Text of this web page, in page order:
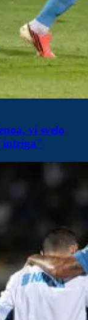
vi svelo
intriga"